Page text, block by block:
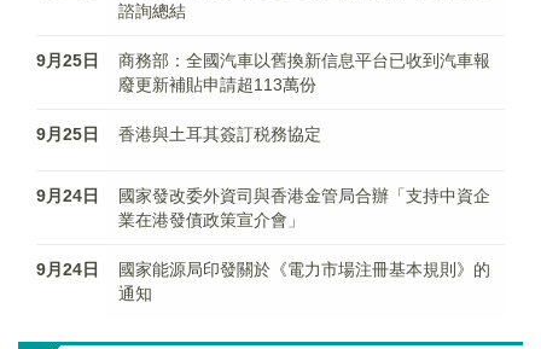
諮詢總結
9月25日
商務部：全國汽車以舊換新信息平台已收到汽車報
廢更新補貼申請超113萬份
9月25日 香港與土耳其簽訂税務協定
9月24日
國家發改委外資司與香港金管局合辦「支持中資企
業在港發債政策宣介會」
9月24日
國家能源局印發關於《電力市場注冊基本規則》的
通知